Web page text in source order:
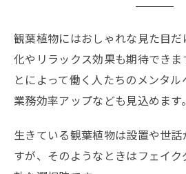
観葉植物にはおしゃれな見た目
化やリラックス効果も期待でき
とによって働く人たちのメンタル
業務効率アップなども見込めます。
生きている観葉植物は設置や世
すが、そのようなときはフェイ